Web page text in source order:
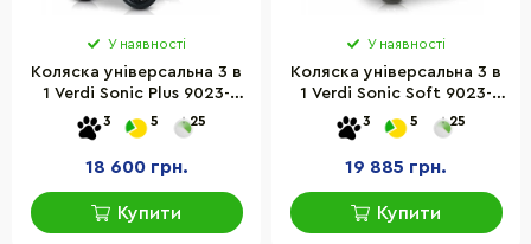
У наявності
Коляска універсальна 3 в
1 Verdi Sonic Plus 9023-
VSP-07 блакитний
3 5 25
18 600 грн.
Купити
У наявності
Коляска універсальна 3 в
1 Verdi Sonic Soft 9023-
VSS-05 графіт
3 5 25
19 885 грн.
Купити